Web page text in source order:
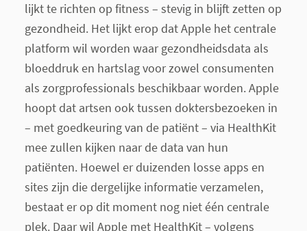
lijkt te richten op fitness – stevig in blijft zetten op
gezondheid. Het lijkt erop dat Apple het centrale
platform wil worden waar gezondheidsdata als
bloeddruk en hartslag voor zowel consumenten
als zorgprofessionals beschikbaar worden. Apple
hoopt dat artsen ook tussen doktersbezoeken in
– met goedkeuring van de patiënt – via HealthKit
mee zullen kijken naar de data van hun
patiënten. Hoewel er duizenden losse apps en
sites zijn die dergelijke informatie verzamelen,
bestaat er op dit moment nog niet één centrale
plek. Daar wil Apple met HealthKit – volgens